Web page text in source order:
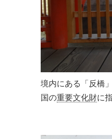
境内にある「反橋」
国の重要文化財に